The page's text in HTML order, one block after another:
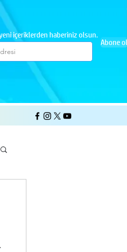
içeriklerden haberiniz olsun.
Abone ol